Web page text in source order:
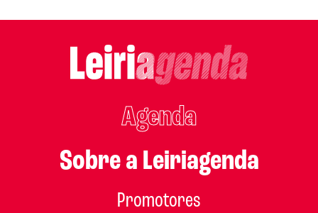
Agenda
Sobre a Leiriagenda
Promotores